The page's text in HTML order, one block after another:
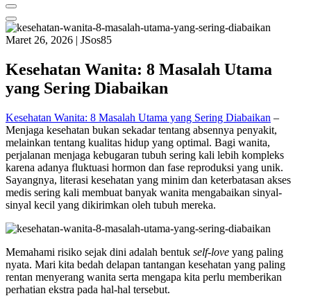
Maret 26, 2026 | JSos85
Kesehatan Wanita: 8 Masalah Utama
yang Sering Diabaikan
Kesehatan Wanita: 8 Masalah Utama yang Sering Diabaikan –
Menjaga kesehatan bukan sekadar tentang absennya penyakit,
melainkan tentang kualitas hidup yang optimal. Bagi wanita,
perjalanan menjaga kebugaran tubuh sering kali lebih kompleks
karena adanya fluktuasi hormon dan fase reproduksi yang unik.
Sayangnya, literasi kesehatan yang minim dan keterbatasan akses
medis sering kali membuat banyak wanita mengabaikan sinyal-
sinyal kecil yang dikirimkan oleh tubuh mereka.
Memahami risiko sejak dini adalah bentuk self-love yang paling
nyata. Mari kita bedah delapan tantangan kesehatan yang paling
rentan menyerang wanita serta mengapa kita perlu memberikan
perhatian ekstra pada hal-hal tersebut.